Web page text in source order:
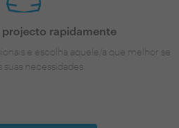
projecto rapidamente
e escolha aquele/a que melhor se
suas necessidades.